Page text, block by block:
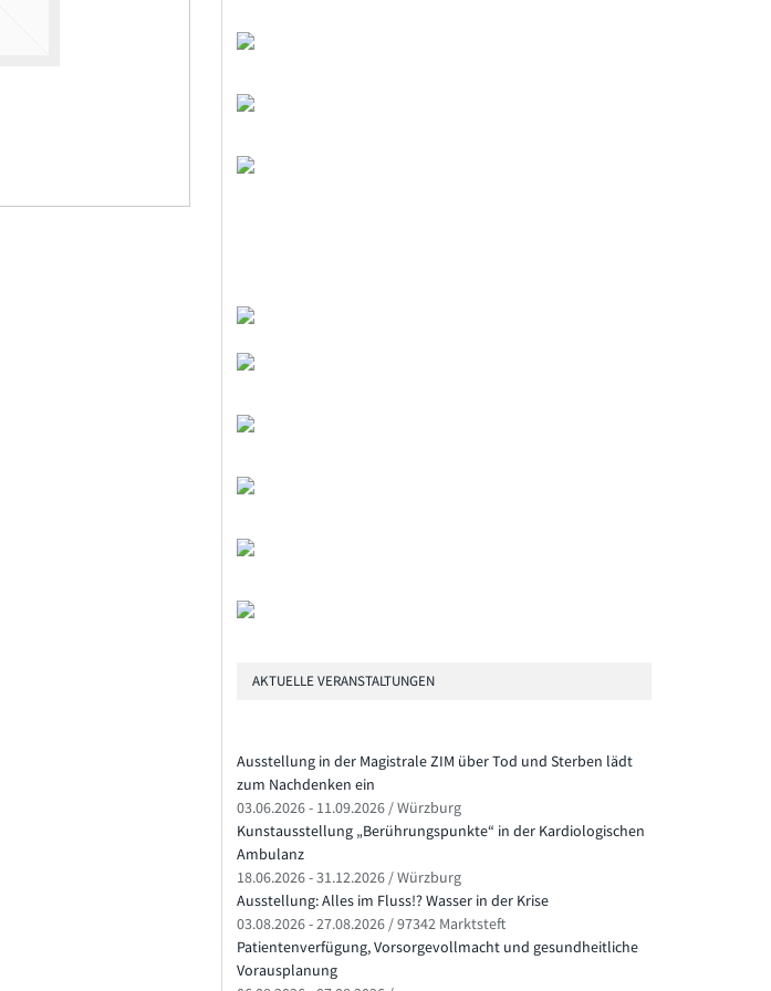
AKTUELLE VERANSTALTUNGEN
Ausstellung in der Magistrale ZIM über Tod und Sterben lädt
zum Nachdenken ein
03.06.2026 - 11.09.2026 / Würzburg
Kunstausstellung „Berührungspunkte“ in der Kardiologischen
Ambulanz
18.06.2026 - 31.12.2026 / Würzburg
Ausstellung: Alles im Fluss!? Wasser in der Krise
03.08.2026 - 27.08.2026 / 97342 Marktsteft
Patientenverfügung, Vorsorgevollmacht und gesundheitliche
Vorausplanung